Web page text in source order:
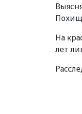
На
лет